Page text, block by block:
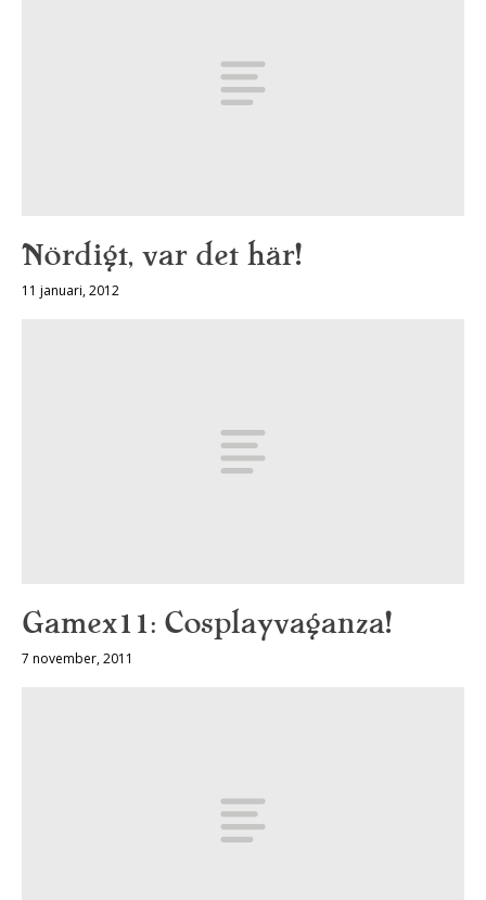
Nördigt, var det här!
11 januari, 2012
Gamex11: Cosplayvaganza!
7 november, 2011